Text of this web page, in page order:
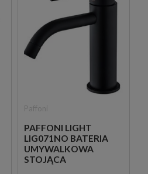
PAFFONI LIGHT
LIG071NO BATERIA
UMYWALKOWA
STOJĄCA